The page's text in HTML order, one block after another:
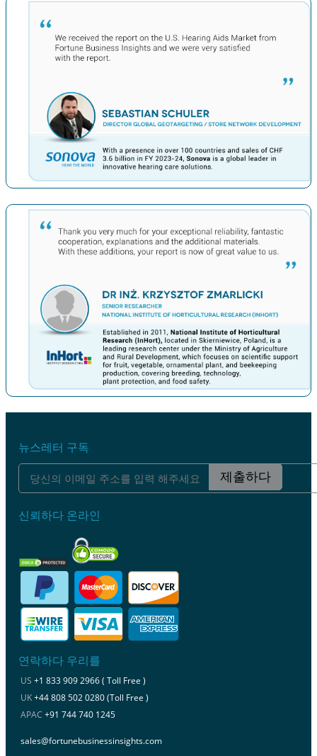
뉴스레터 구독
제출하다
신뢰하다 온라인
연락하다 우리를
US +1 833 909 2966 ( Toll Free )
UK+44 808 502 0280 (Toll Free )
APAC +91 744 740 1245
sales@fortunebusinessinsights.com